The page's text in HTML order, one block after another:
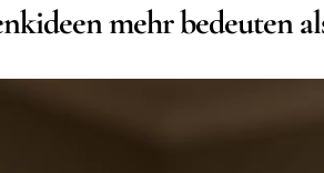
mehr bedeuten